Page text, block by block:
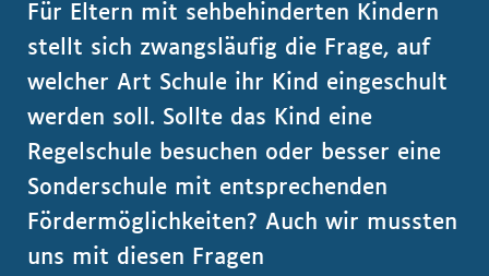
Für Eltern mit sehbehinderten Kindern
stellt sich zwangsläufig die Frage, auf
welcher Art Schule ihr Kind eingeschult
werden soll. Sollte das Kind eine
Regelschule besuchen oder besser eine
Sonderschule mit entsprechenden
Fördermöglichkeiten? Auch wir mussten
uns mit diesen Fragen